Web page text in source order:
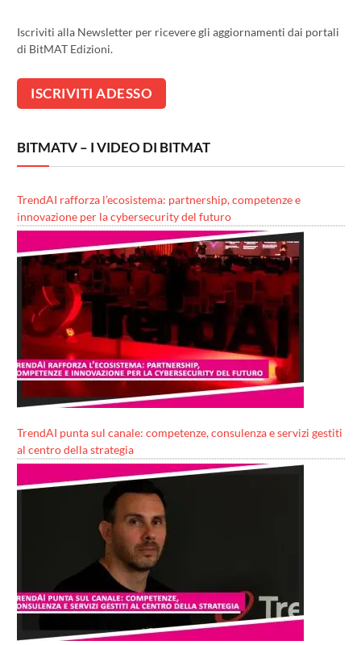
Iscriviti alla Newsletter per ricevere gli aggiornamenti dai portali
di BitMAT Edizioni.
BITMATV – I VIDEO DI BITMAT
TrendAI rafforza l’ecosistema: partnership, competenze e
innovazione per la cybersecurity del futuro
TrendAI punta sul canale: competenze, consulenza e servizi gestiti
al centro della strategia